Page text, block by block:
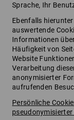
Sprache, Ihr
Ebenfalls
auswertende
Informationen
Häufigkeit von
Website
Verarbeitung
anonymisierter
aufrufenden
Persönliche
pseudonymisierter